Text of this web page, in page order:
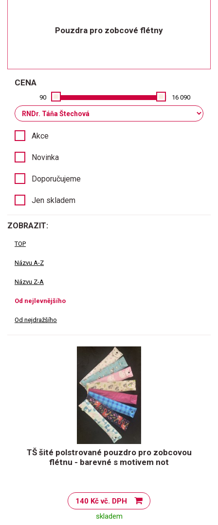
Pouzdra pro zobcové flétny
CENA
90 16 090
Akce
Novinka
Doporučujeme
Jen skladem
ZOBRAZIT:
TOP
Názvu A-Z
Názvu Z-A
Od nejlevnějšího
Od nejdražšího
TŠ šité polstrované pouzdro pro zobcovou
flétnu - barevné s motivem not
140 Kč vč. DPH
skladem